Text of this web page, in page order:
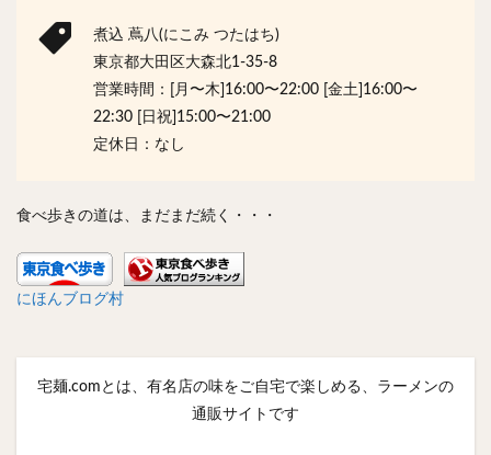
煮込 蔦八(にこみ つたはち)
東京都大田区大森北1-35-8
営業時間：[月〜木]16:00〜22:00 [金土]16:00〜
22:30 [日祝]15:00〜21:00
定休日：なし
食べ歩きの道は、まだまだ続く・・・
にほんブログ村
宅麺.comとは、有名店の味をご自宅で楽しめる、ラーメンの
通販サイトです